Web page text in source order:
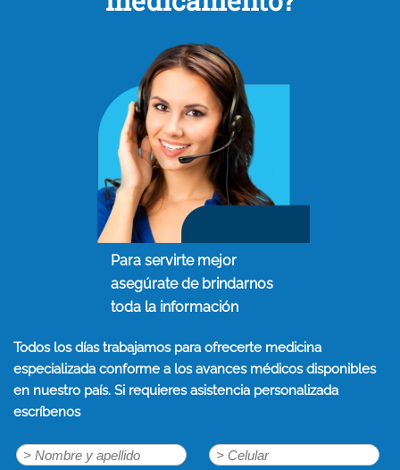
Para servirte mejor
asegúrate de brindarnos
toda la información
Todos los días trabajamos para ofrecerte medicina
especializada conforme a los avances médicos disponibles
en nuestro país. Si requieres asistencia personalizada
escríbenos